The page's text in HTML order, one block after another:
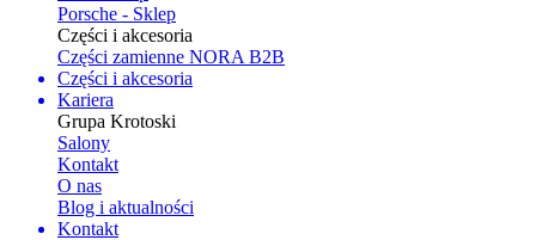
Porsche - Sklep
Części i akcesoria
Części zamienne NORA B2B
Części i akcesoria
Kariera
Grupa Krotoski
Salony
Kontakt
O nas
Blog i aktualności
Kontakt